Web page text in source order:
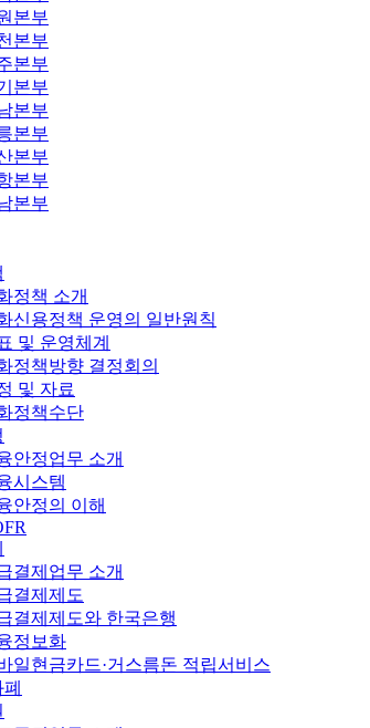
본부
본부
본부
본부
본부
본부
본부
본부
본부
정책 소개
신용정책 운영의 일반원칙
및 운영체계
정책방향 결정회의
및 자료
정책수단
안정업무 소개
시스템
안정의 이해
결제업무 소개
결제제도
결제제도와 한국은행
정보화
일현금카드·거스름돈 적립서비스